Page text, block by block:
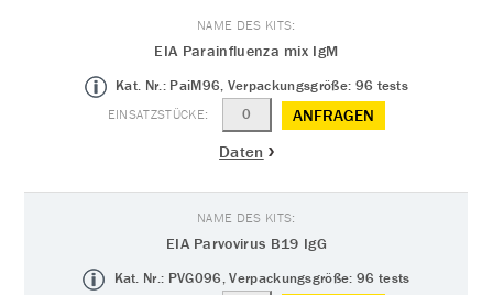
EIA Parainfluenza mix IgM
Kat. Nr.: PaiM96, Verpackungsgröße: 96 tests
ANFRAGEN
Daten
EIA Parvovirus B19 IgG
Kat. Nr.: PVG096, Verpackungsgröße: 96 tests